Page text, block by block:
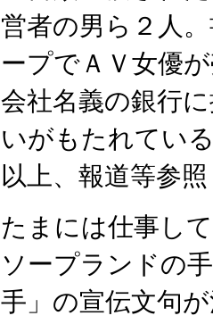
営者の男ら２人
ープでＡＶ女優
会社名義の銀行
いがもたれてい
以上、報道等参照
たまには仕事し
ソープランドの
手」の宣伝文句